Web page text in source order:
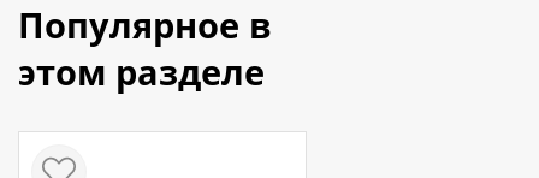
Популярное в
этом разделе